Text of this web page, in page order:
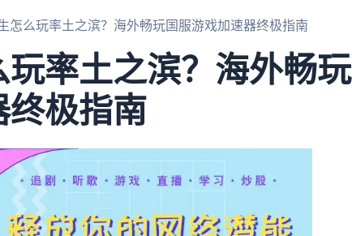
怎么玩率土之滨？海外畅玩国服游戏加速器终极指南
率土之滨？海外畅玩
终极指南